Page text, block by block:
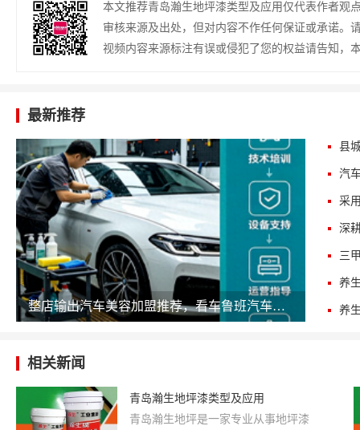
本文推荐青岛瀚生地坪漆类型及应用仅代表作者观
审核来源及出处，但对内容不作任何保证或承诺。
视频内容来源标注有误或侵犯了您的权益请告知，
最新推荐
整店输出汽车美容加盟推荐，看车鲁班汽车美容如何降低开店门槛
三
相关新闻
青岛瀚生地坪漆类型及应用
青岛瀚生地坪是一家专业从事地坪漆